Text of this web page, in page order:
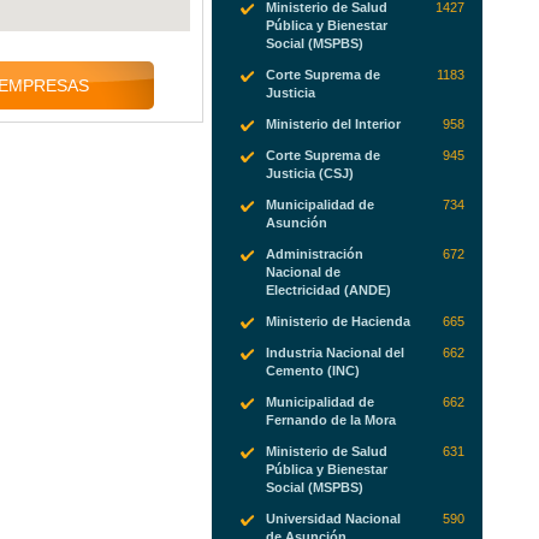
Ministerio de Salud
Pública y Bienestar
Social (MSPBS)
1427
Corte Suprema de
Justicia
1183
Ministerio del Interior 958
Corte Suprema de
Justicia (CSJ)
945
Municipalidad de
Asunción
734
Administración
Nacional de
Electricidad (ANDE)
672
Ministerio de Hacienda 665
Industria Nacional del
Cemento (INC)
662
Municipalidad de
Fernando de la Mora
662
Ministerio de Salud
Pública y Bienestar
Social (MSPBS)
631
Universidad Nacional
590